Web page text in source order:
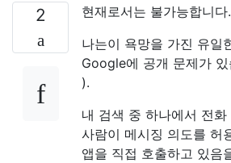
2
현재로서는 불가능합니다.
나는이 욕망을 가진 유일
Google에 공개 문제가
).
내 검색 중 하나에서 전
사람이 메시징 의도를 허
앱을 직접 호출하고 있음